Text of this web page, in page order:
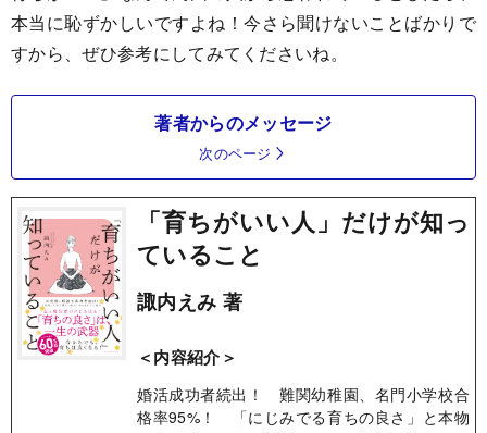
本当に恥ずかしいですよね！今さら聞けないことばかりで
すから、ぜひ参考にしてみてくださいね。
著者からのメッセージ
次のページ
「育ちがいい人」だけが知っ
ていること
諏内えみ 著
＜内容紹介＞
婚活成功者続出！ 難関幼稚園、名門小学校合
格率95%！ 「にじみでる育ちの良さ」と本物